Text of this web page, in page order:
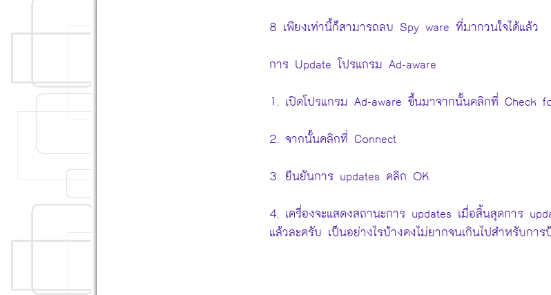
8 เพียงเท่านี้ก็สามารถลบ Spy ware ที่มากวนใจได้แล้ว
การ Update โปรแกรม Ad-aware
1. เปิดโปรแกรม Ad-aware ขึ้นมาจากนั้นคลิกที่ Check
2. จากนั้นคลิกที่ Connect
3. ยืนยันการ updates คลิก OK
4. เครื่องจะแสดงสถานะการ updates เมื่อสิ้นสุดการ
แล้วละครับ เป็นอย่างไรบ้างคงไม่ยากจนเกินไปสำหรับกา